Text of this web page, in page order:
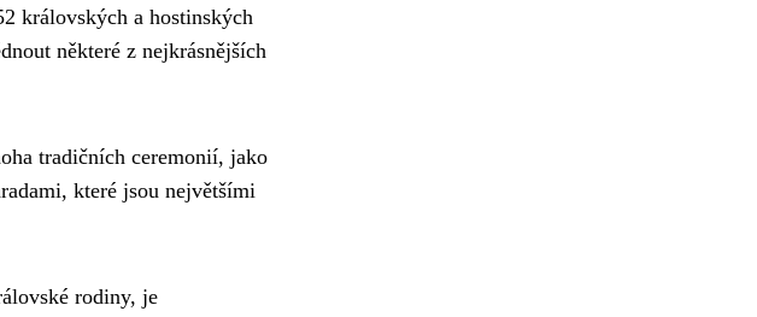
královských a hostinských
některé z nejkrásnějších
tradičních ceremonií, jako
které jsou největšími
rodiny, je